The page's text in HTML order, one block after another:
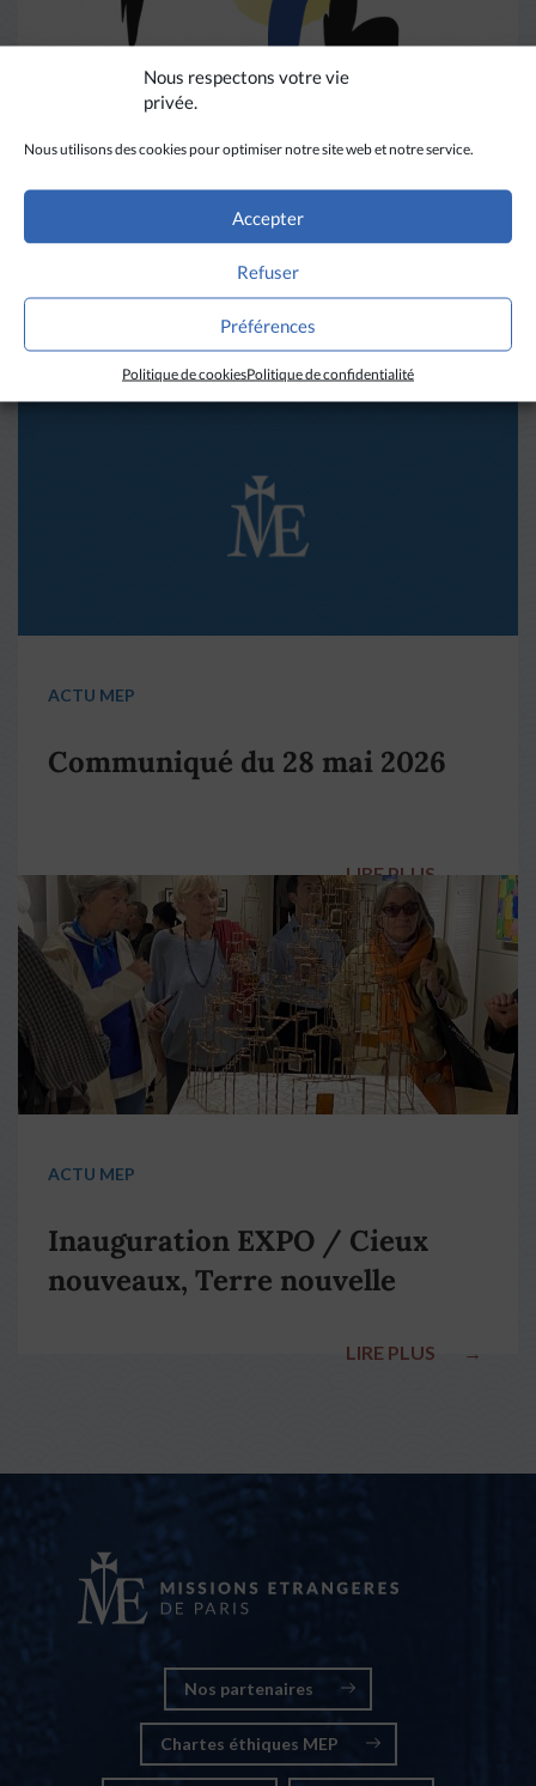
Nous respectons votre vie
privée.
Nous utilisons des cookies pour optimiser notre site web et notre service.
Accepter
Refuser
Préférences
Politique de cookiesPolitique de confidentialité
Une année Corée aux MEP
ACTU MEP
Communiqué du 28 mai 2026
LIRE PLUS →
ACTU MEP
Inauguration EXPO / Cieux
nouveaux, Terre nouvelle
LIRE PLUS →
Nos partenaires
Chartes éthiques MEP